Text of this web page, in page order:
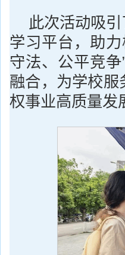
此次活动吸
学习平台，助
守法、公平竞
融合，为学校
权事业高质量发